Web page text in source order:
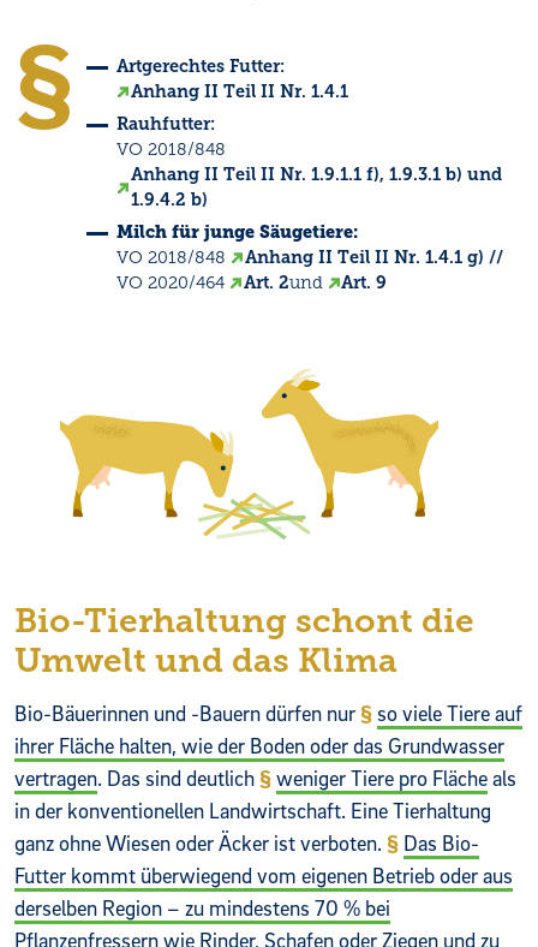
Artgerechtes Futter:
Anhang II Teil II Nr. 1.4.1
Rauhfutter:
VO 2018/848
Anhang II Teil II Nr. 1.9.1.1 f), 1.9.3.1 b) und
1.9.4.2 b)
Milch für junge Säugetiere:
VO 2018/848
Anhang II Teil II Nr. 1.4.1 g) //
VO 2020/464
Art. 2und Art. 9
Bio-Tierhaltung schont die
Umwelt und das Klima
Bio-Bäuerinnen und -Bauern dürfen nur
so viele Tiere auf
ihrer Fläche halten, wie der Boden oder das Grundwasser
vertragen. Das sind deutlich weniger Tiere pro Flächeals
in der konventionellen Landwirtschaft. Eine Tierhaltung
ganz ohne Wiesen oder Äcker ist verboten.
Das Bio-
Futter kommt überwiegend vom eigenen Betrieb oder aus
derselben Region – zu mindestens 70 % bei
Pflanzenfressern wie Rinder, Schafen oder Ziegen und zu